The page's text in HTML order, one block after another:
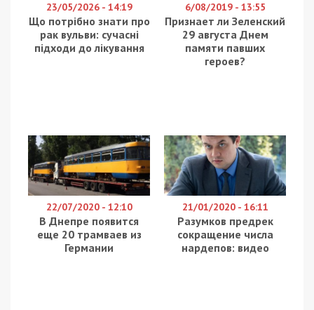
23/05/2026 - 14:19
Що потрібно знати про
рак вульви: сучасні
підходи до лікування
6/08/2019 - 13:55
Признает ли Зеленский
29 августа Днем
памяти павших
героев?
22/07/2020 - 12:10
В Днепре появится
еще 20 трамваев из
Германии
21/01/2020 - 16:11
Разумков предрек
сокращение числа
нардепов: видео